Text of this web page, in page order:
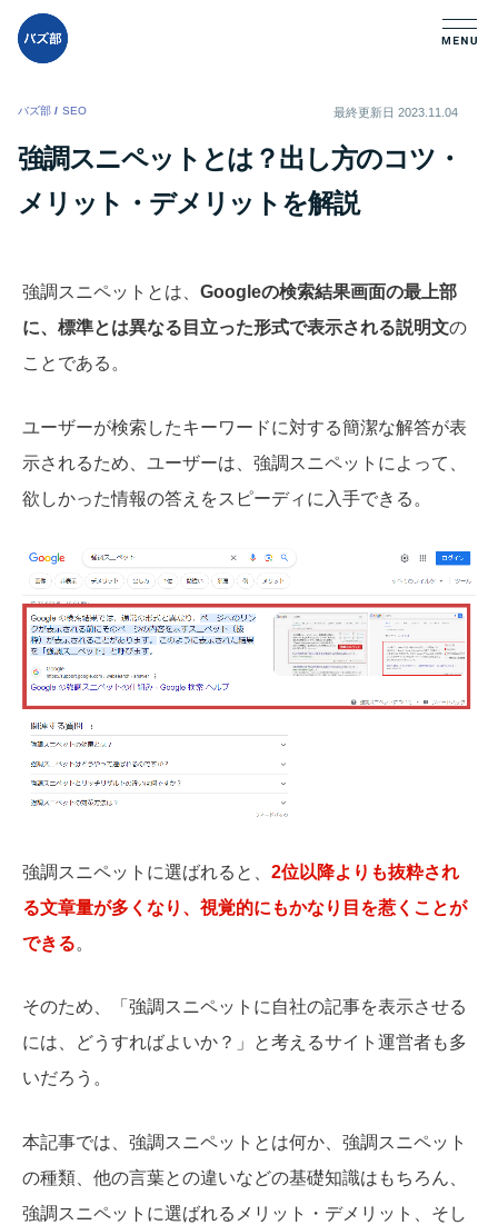
バズ部 / SEO 最終更新日 2023.11.04
強調スニペットとは？出し方のコツ・
メリット・デメリットを解説
強調スニペットとは、 Googleの検索結果画面の最上部
に、標準とは異なる目立った形式で表示される説明文の
ことである。
ユーザーが検索したキーワードに対する簡潔な解答が表
示されるため、ユーザーは、強調スニペットによって、
欲しかった情報の答えをスピーディに入手できる。
強調スニペットに選ばれると、 2位以降よりも抜粋され
る文章量が多くなり、視覚的にもかなり目を惹くことが
できる。
そのため、「強調スニペットに自社の記事を表示させる
には、どうすればよいか？」と考えるサイト運営者も多
いだろう。
本記事では、強調スニペットとは何か、強調スニペット
の種類、他の言葉との違いなどの基礎知識はもちろん、
強調スニペットに選ばれるメリット・デメリット、そし